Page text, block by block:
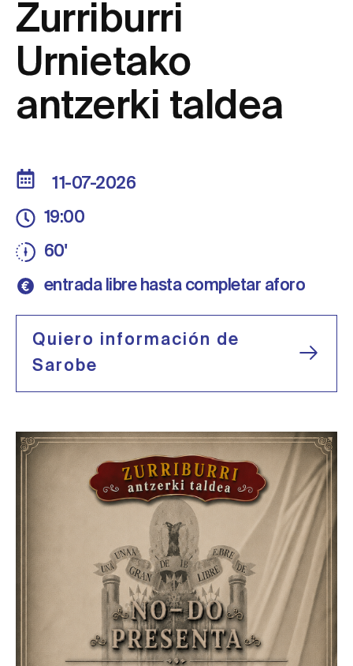
Zurriburri
Urnietako
antzerki taldea
11-07-2026
19:00
60'
entrada libre hasta completar aforo
Quiero información de
Sarobe